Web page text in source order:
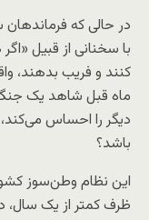
در حالی که
با سخنانی از قبیل
کنند و فریب بدهند،
ماه قبل شاهد یک
دیگر را احساس
باشد؟
این نظام وطن‌سوز
ظرف کمتر از یک سال،